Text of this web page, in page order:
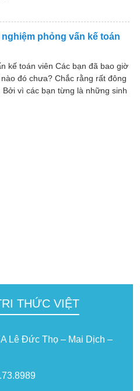
phỏng vấn kế toán
kế toán viên Các bạn đã bao giờ
đó chưa? Chắc rằng rất đông
Bởi vì các bạn từng là những sinh
THỨC VIỆT
Lê Đức Thọ – Mai Dịch –